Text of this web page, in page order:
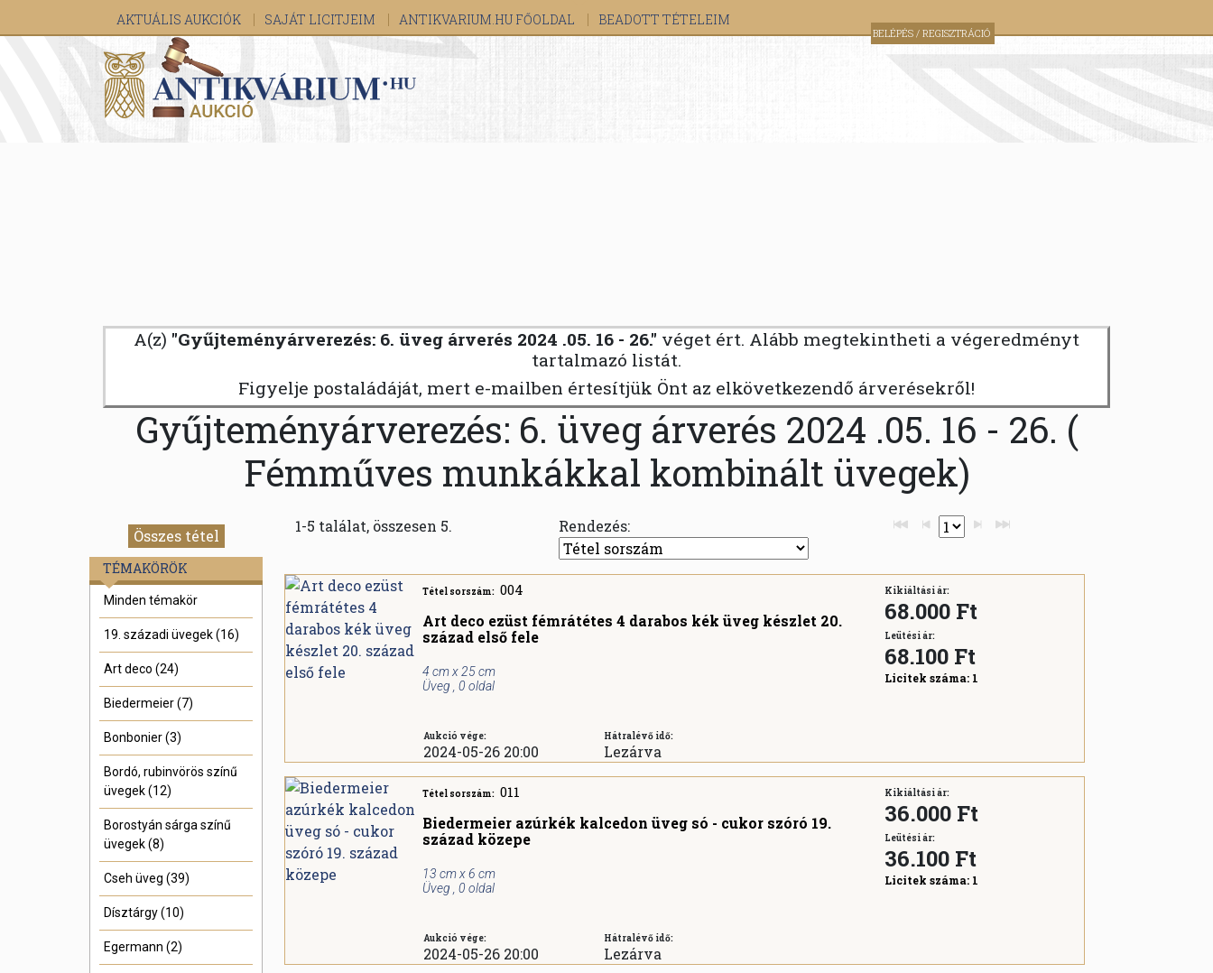
AKTUÁLIS AUKCIÓK SAJÁT LICITJEIM ANTIKVARIUM.HU FŐOLDAL BEADOTT TÉTELEIM
BELÉPÉS / REGISZTRÁCIÓ
A(z) "Gyűjteményárverezés: 6. üveg árverés 2024 .05. 16 - 26." véget ért. Alább megtekintheti a végeredményt
tartalmazó listát.
Figyelje postaládáját, mert e-mailben értesítjük Önt az elkövetkezendő árverésekről!
Gyűjteményárverezés: 6. üveg árverés 2024 .05. 16 - 26. (
Fémműves munkákkal kombinált üvegek)
Összes tétel
TÉMAKÖRÖK
Minden témakör
19. századi üvegek (16)
Art deco (24)
Biedermeier (7)
Bonbonier (3)
Bordó, rubinvörös színű
üvegek (12)
Borostyán sárga színű
üvegek (8)
Cseh üveg (39)
Dísztárgy (10)
Egermann (2)
1-5 találat, összesen 5. Rendezés:
Tétel sorszám: 004
Art deco ezüst fémrátétes 4 darabos kék üveg készlet 20.
század első fele
4 cm x 25 cm
Üveg , 0 oldal
Aukció vége:
2024-05-26 20:00
Hátralévő idő:
Lezárva
Kikiáltási ár:
68.000 Ft
Leütési ár:
68.100 Ft
Licitek száma: 1
Tétel sorszám: 011
Biedermeier azúrkék kalcedon üveg só - cukor szóró 19.
század közepe
13 cm x 6 cm
Üveg , 0 oldal
Aukció vége:
2024-05-26 20:00
Hátralévő idő:
Lezárva
Kikiáltási ár:
36.000 Ft
Leütési ár:
36.100 Ft
Licitek száma: 1